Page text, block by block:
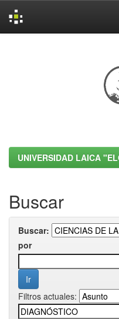
UNIVERSIDAD LAICA
Buscar
Buscar:
por
Filtros actuales: